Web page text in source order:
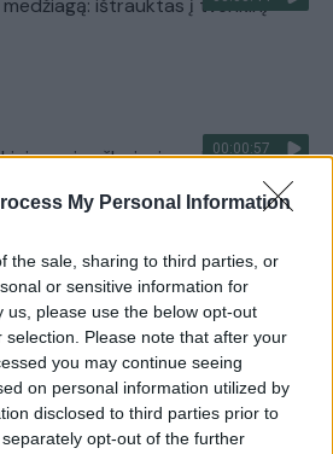
My Personal Information
the sale, sharing to third parties, or
or sensitive information for
us, please use the below opt-out
Please note that after your
you may continue seeing
on personal information utilized by
disclosed to third parties prior to
opt-out of the further
ištrauktas į tvenkinį
00:00:57
orais užbaigsime darbo
Visi įrašai
įrašai